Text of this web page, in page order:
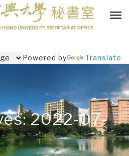
Powered by Translate
2022-07-